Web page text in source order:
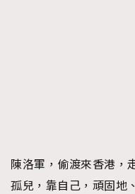
陳洛軍，偷渡來香港，
孤兒，靠自己，頑固地